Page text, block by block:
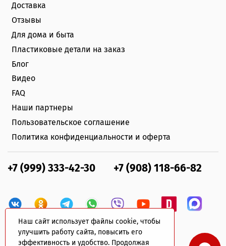
Наш сайт использует файлы cookie, чтобы
улучшить работу сайта, повысить его
эффективность и удобство. Продолжая
Доставка
Отзывы
Для дома и быта
Пластиковые детали на заказ
Блог
Видео
FAQ
Наши партнеры
Пользовательское соглашение
Политика конфиденциальности и оферта
+7 (999) 333-42-30 +7 (908) 118-66-82